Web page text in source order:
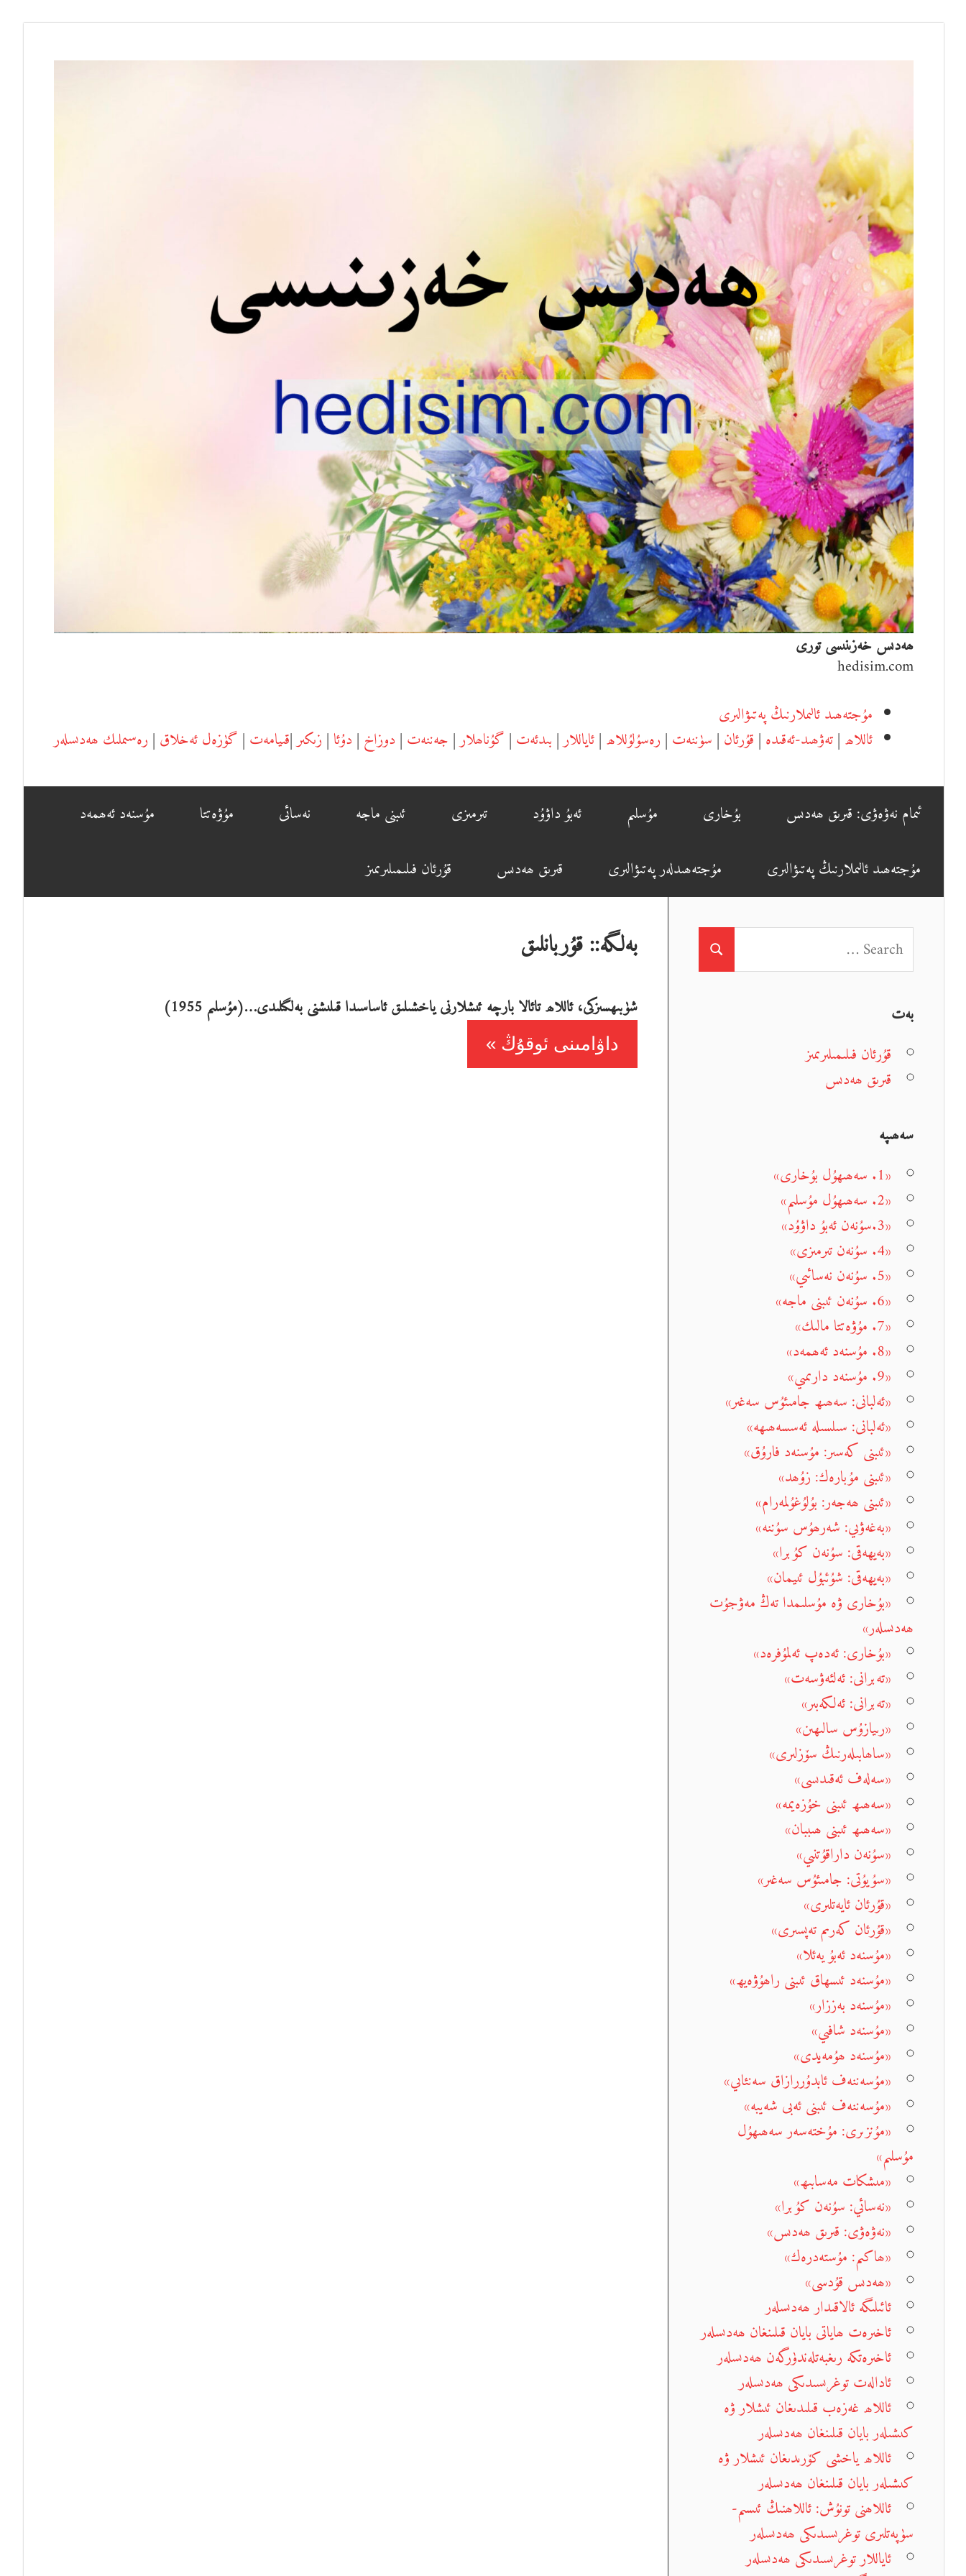
ھەدىس خەزىنىسى تورى
hedisim.com
مۇجتەھىد ئالىملارنىڭ پەتىۋالىرى
ئاللاھ|تەۋھىد-ئەقىدە|قۇرئان|سۈننەت|رەسۇلۇللاھ|ئاياللار|بىدئەت|گۇناھلار|جەننەت|دوزاخ|دۇئا|زىكىر|قىيامەت|گۈزەل ئەخلاق|رەسىملىك ھەدىسلەر
ئىمام نەۋەۋى: قىرىق ھەدىس بۇخارى مۇسلىم ئەبۇ داۋۇد تىرمىزى ئىبنى ماجە نەسائى مۇۋەتتا
مۇسنەد ئ‍ەھمەد
مۇجتەھىد ئالىملارنىڭ پەتىۋالىرى
مۇجتەھىدلەر پەتىۋالىرى قىرىق ھەدىس قۇرئان فىلىمىلىرىمىز
بەلگە::قۇربانلىق
شۈبىھسىزكى، ئاللاھ تائالا بارچە ئىشلارنى ياخشىلىق ئاساسىدا قىلىشنى بەلگىلىدى…(مۇسلىم 1955)
داۋامىنى ئوقۇڭ
بەت
قۇرئان فىلىمىلىرىمىز
قىرىق ھەدىس
سەھىپە
«1. سەھىھۇل بۇخارى»
«2. سەھىھۇل مۇسلىم»
«3.سۇنەن ئەبۇ داۋۇد»
«4. سۇنەن تىرمىزى»
«5. سۇنەن نەسائىي»
«6. سۇنەن ئىبنى ماجە»
«7. مۇۋەتتا مالىك»
«8. مۇسنەد ئەھمەد»
«9. مۇسنەد دارىمىي»
«ئەلبانى: سەھىھ جامىئۇس سەغىر»
«ئەلبانى: سىلسىلە ئەسسەھىھە»
«ئىبنى كەسىر: مۇسنەد فارۇق»
«ئىبنى مۇبارەك: زۇھد»
«ئىبنى ھەجەر: بۇلۇغۇلمەرام»
«بەغەۋىي: شەرھۇس سۇننە»
«بەيھەقى: سۇنەن كۇبرا»
«بەيھەقى: شۇئبۇل ئىيمان»
«بۇخارى ۋە مۇسلىمدا تەڭ مەۋجۇت
ھەدىسلەر»
«بۇخارى: ئەدەپ ئەلمۇفرەد»
«تەبرانى: ئەلئەۋسەت»
«تەبرانى: ئەلكەبىر»
«رىيازۇس سالىھىن»
«ساھابىلەرنىڭ سۆزلىرى»
«سەلەف ئەقىدىسى»
«سەھىھ ئىبنى خۇزەيمە»
«سەھىھ ئىبنى ھىببان»
«سۇنەن داراقۇتنىي»
«سۇيۇتى: جامىئۇس سەغىر»
«قۇرئان ئايەتلىرى»
«قۇرئان كەرىم تەپسىرى»
«مۇسنەد ئەبۇ يەئلا»
«مۇسنەد ئىسھاق ئىبنى راھۇۋەيھ»
«مۇسنەد بەززار»
«مۇسنەد شافىي»
«مۇسنەد ھۇمەيدى»
«مۇسەننەف ئابدۇررازاق سەنئاىي»
«مۇسەننەف ئىبنى ئەبى شەيبە»
«مۇنزىرى: مۇختەسەر سەھىھۇل
مۇسلىم»
«مىشكات مەسابىھ»
«نەسائي: سۇنەن كۇبرا»
«نەۋەۋى: قىرىق ھەدىس»
«ھاكىم: مۇستەدرەك»
«ھەدىس قۇدسى»
ئائىلىگە ئالاقىدار ھەدىسلەر
ئاخىرەت ھاياتى بايان قىلىنغان ھەدىسلەر
ئاخىرەتكە رىغبەتلەندۈرگەن ھەدىسلەر
ئادالەت توغرىسىدىكى ھەدىسلەر
ئاللاھ غەزەب قىلىدىغان ئىشلار ۋە
كىشىلەر بايان قىلىنغان ھەدىسلەر
ئاللاھ ياخشى كۆرىدىغان ئىشلار ۋە
كىشىلەر بايان قىلىنغان ھەدىسلەر
ئاللاھنى تونۇش: ئاللاھنىڭ ئىسىم-
سۈپەتلىرى توغرىسىدىكى ھەدىسلەر
ئاياللار توغرىسىدىكى ھەدىسلەر